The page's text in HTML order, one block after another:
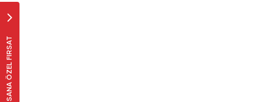
SANA ÖZEL FIRSAT